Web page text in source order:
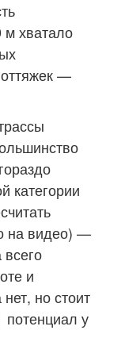
м хватало
—
категории
на видео) —
и
но стоит
потенциал у